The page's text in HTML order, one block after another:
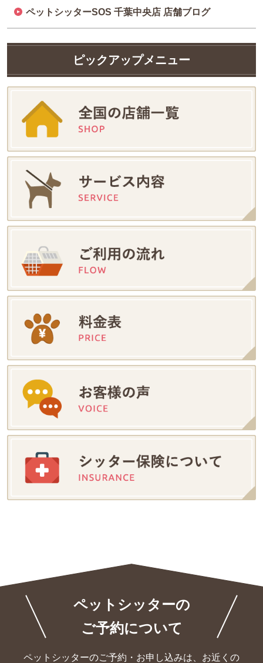
ペットシッターSOS 千葉中央店 店舗ブログ
ピックアップメニュー
ペットシッターの
ご予約について
ペットシッターのご予約・お申し込みは、お近くの